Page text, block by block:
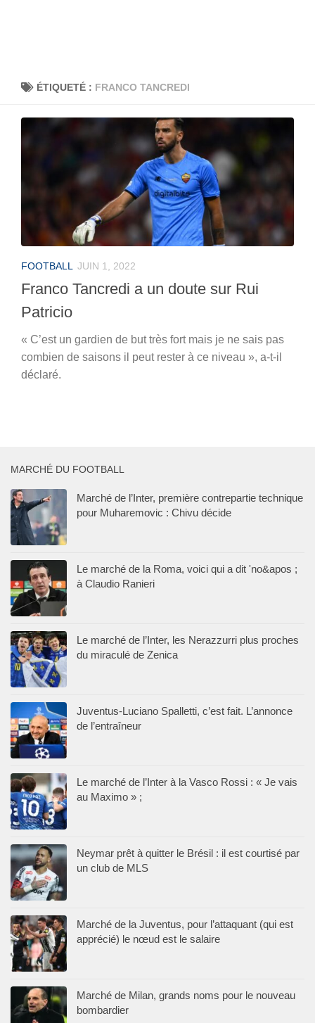
ÉTIQUETÉ : FRANCO TANCREDI
FOOTBALL JUIN 1, 2022
Franco Tancredi a un doute sur Rui
Patricio
« C’est un gardien de but très fort mais je ne sais pas
combien de saisons il peut rester à ce niveau », a-t-il
déclaré.
MARCHÉ DU FOOTBALL
Marché de l’Inter, première contrepartie technique
pour Muharemovic : Chivu décide
Le marché de la Roma, voici qui a dit 'no&apos ;
à Claudio Ranieri
Le marché de l’Inter, les Nerazzurri plus proches
du miraculé de Zenica
Juventus-Luciano Spalletti, c’est fait. L’annonce
de l’entraîneur
Le marché de l’Inter à la Vasco Rossi : « Je vais
au Maximo » ;
Neymar prêt à quitter le Brésil : il est courtisé par
un club de MLS
Marché de la Juventus, pour l’attaquant (qui est
apprécié) le nœud est le salaire
Marché de Milan, grands noms pour le nouveau
bombardier